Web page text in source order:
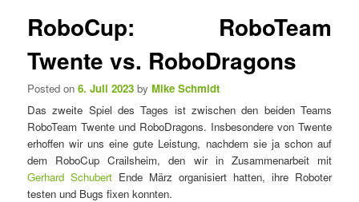
e
l
n
a
v
i
g
a
RoboCup: RoboTeam
Twente vs. RoboDragons
Posted on6. Juli 2023 byMike Schmidt
Das zweite Spiel des Tages ist zwischen den beiden Teams
RoboTeam Twente und RoboDragons. Insbesondere von Twente
erhoffen wir uns eine gute Leistung, nachdem sie ja schon auf
dem RoboCup Crailsheim, den wir in Zusammenarbeit mit
Gerhard Schubert Ende März organisiert hatten, ihre Roboter
testen und Bugs fixen konnten.